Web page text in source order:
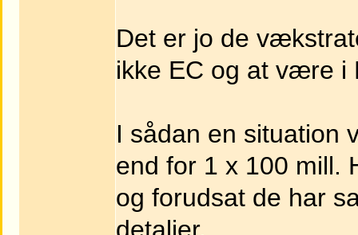
Det er jo de
ikke EC og at være i
I sådan en situation
end for 1 x 100 mill.
og forudsat de har